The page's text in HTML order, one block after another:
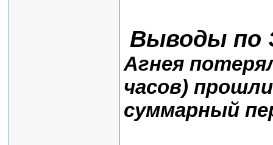
Выводы по
Агнея
часов)
суммарный